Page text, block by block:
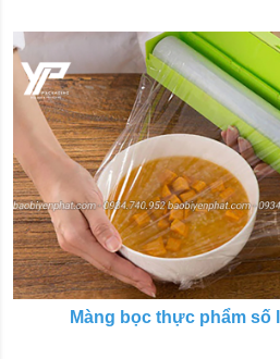
Màng bọc thực phẩm